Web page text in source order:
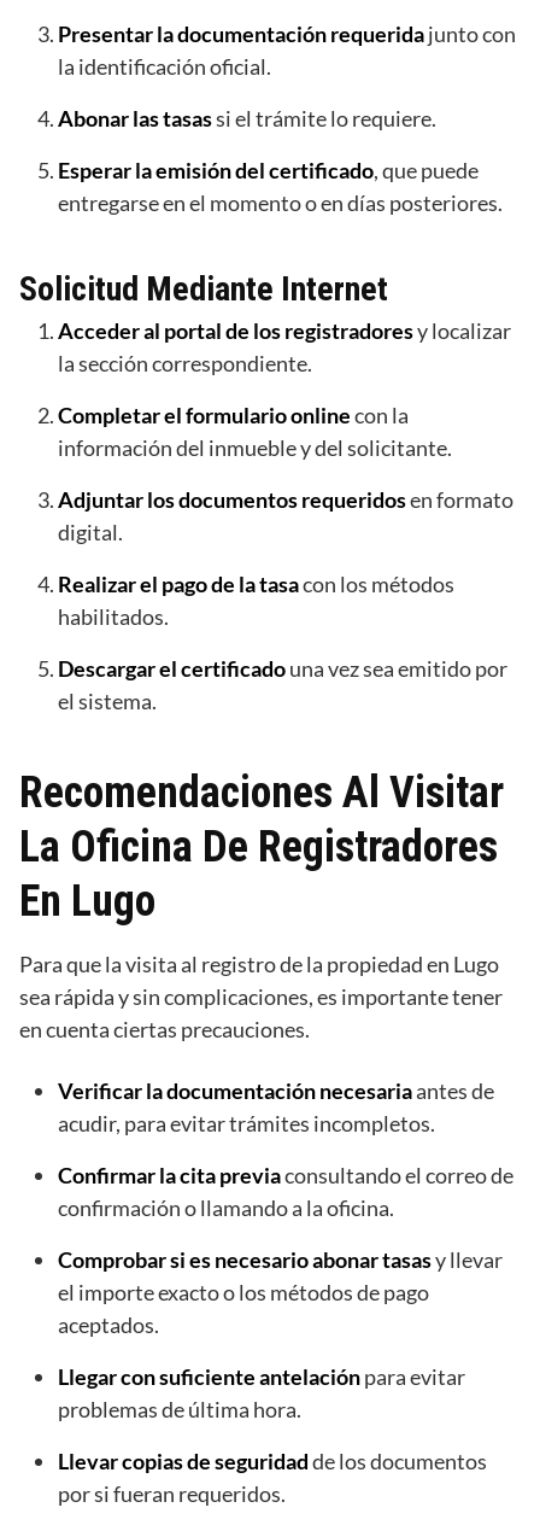
Presentar la documentación requeridajunto con
la identificación oficial.
Abonar las tasassi el trámite lo requiere.
Esperar la emisión del certificado, que puede
entregarse en el momento o en días posteriores.
Solicitud Mediante Internet
Acceder al portal de los registradoresy localizar
la sección correspondiente.
Completar el formulario onlinecon la
información del inmueble y del solicitante.
Adjuntar los documentos requeridosen formato
digital.
Realizar el pago de la tasacon los métodos
habilitados.
Descargar el certificadouna vez sea emitido por
el sistema.
Recomendaciones Al Visitar
La Oficina De Registradores
En Lugo
Para que la visita al registro de la propiedad en Lugo
sea rápida y sin complicaciones, es importante tener
en cuenta ciertas precauciones.
Verificar la documentación necesariaantes de
acudir, para evitar trámites incompletos.
Confirmar la cita previaconsultando el correo de
confirmación o llamando a la oficina.
Comprobar si es necesario abonar tasasy llevar
el importe exacto o los métodos de pago
aceptados.
Llegar con suficiente antelaciónpara evitar
problemas de última hora.
Llevar copias de seguridadde los documentos
por si fueran requeridos.